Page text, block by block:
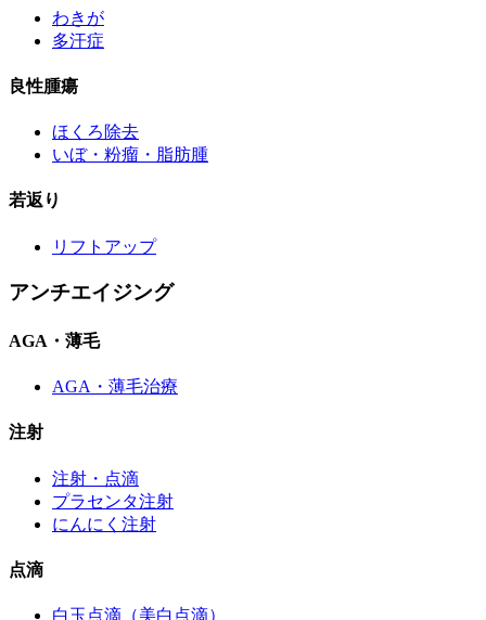
わきが
多汗症
良性腫瘍
ほくろ除去
いぼ・粉瘤・脂肪腫
若返り
リフトアップ
アンチエイジング
AGA・薄毛
AGA・薄毛治療
注射
注射・点滴
プラセンタ注射
にんにく注射
点滴
白玉点滴（美白点滴）